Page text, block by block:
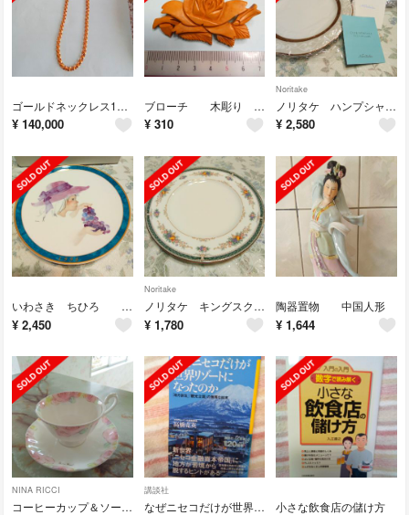
ゴールドネックレス18K 26g ４３cm 5mm幅
¥ 140,000
ブローチ 木彫り 専用の品です
¥ 310
Noritake
ノリタケ ハンプシャー ゴールド＆プラチナ
¥ 2,580
いわさき ちひろ 絵皿 ぶどうを持つ少女 21cm
¥ 2,450
Noritake
ノリタケ キングスクロス 23cm お皿１枚 専用です
¥ 1,780
陶器置物 中国人形
¥ 1,644
NINA RICCI
コーヒーカップ＆ソーサー１客 ニナリッチ きょんG様専用
講談社
なぜニセコだけが世界リゾートになったのか 小さな飲食店の儲け方